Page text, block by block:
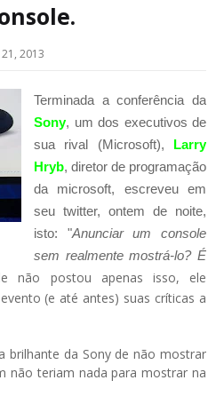
2013
Terminada a conferência da
Sony, um dos executivos de
sua rival (Microsoft), Larry
Hryb, diretor de programação
da microsoft, escreveu em
seu twitter, ontem de noite,
isto: "Anunciar um console
sem realmente mostrá-lo? É
não postou apenas isso, ele
(e até antes) suas críticas a
brilhante da Sony de não mostrar
não teriam nada para mostrar na